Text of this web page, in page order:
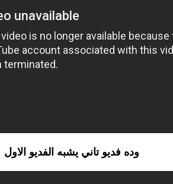
وده فديو تاني يشبه الفديو الاول